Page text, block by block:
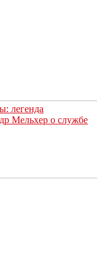
легенда
Мельхер о службе